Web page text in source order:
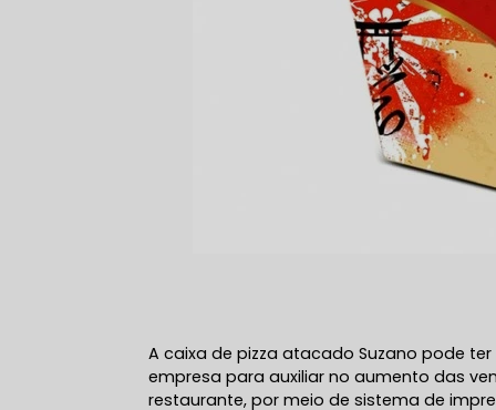
A caixa de pizza atacado Suzano pode
empresa para auxiliar no aumento das
restaurante, por meio de sistema de